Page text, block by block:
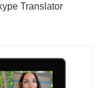
Translator